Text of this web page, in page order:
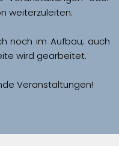
weiterzuleiten.
noch im Aufbau; auch
Veranstaltungen!